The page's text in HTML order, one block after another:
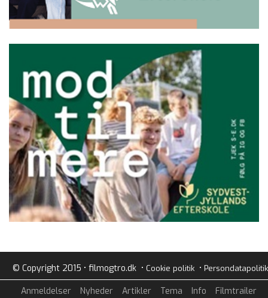
© Copyright 2015 • filmogtro.dk • Cookie politik• Persondatapolitik
Anmeldelser Nyheder Artikler Tema Info Filmtrailer